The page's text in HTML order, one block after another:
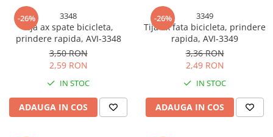
Accesorii prize si intrerupatoare
Aplice fatada
Aplice si plafoniere
Cabluri electrice si conductori
Cabluri si adaptoare
Intrerupatoare
-26% 3348
Tija ax spate bicicleta,
prindere rapida, AVI-3348
3,50 RON
2,59 RON
IN STOC
ADAUGA IN COS
-26% 3349
Tija ax fata bicicleta, prindere
rapida, AVI-3349
3,36 RON
2,49 RON
IN STOC
ADAUGA IN COS